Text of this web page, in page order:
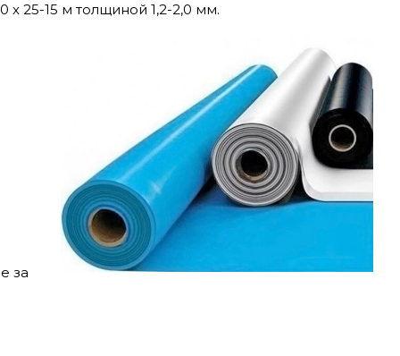
25-15 м толщиной 1,2-2,0 мм.
за